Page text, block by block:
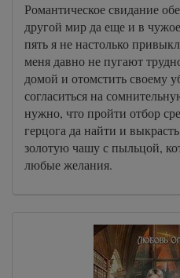
Романтическое свидание
другой мир да еще и в
пять я не настолько
меня давно не пугают
домой и отомстить своему
согласиться на
нужно, что пройти отбор
герцога да найти и
золотую чашу с пыльцой,
любые желания.